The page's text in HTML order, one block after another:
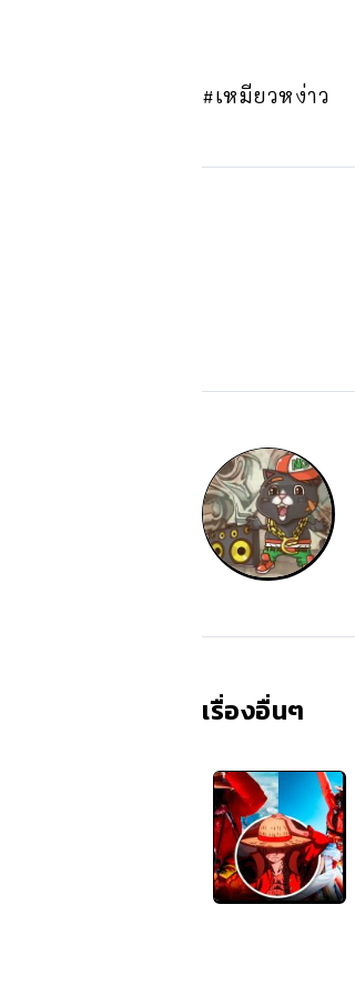
#เหมียวหง่าว
เรื่องอื่นๆ